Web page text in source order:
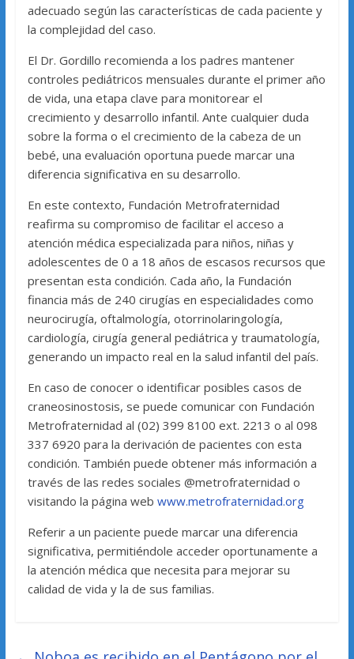
adecuado según las características de cada paciente y
la complejidad del caso.
El Dr. Gordillo recomienda a los padres mantener
controles pediátricos mensuales durante el primer año
de vida, una etapa clave para monitorear el
crecimiento y desarrollo infantil. Ante cualquier duda
sobre la forma o el crecimiento de la cabeza de un
bebé, una evaluación oportuna puede marcar una
diferencia significativa en su desarrollo.
En este contexto, Fundación Metrofraternidad
reafirma su compromiso de facilitar el acceso a
atención médica especializada para niños, niñas y
adolescentes de 0 a 18 años de escasos recursos que
presentan esta condición. Cada año, la Fundación
financia más de 240 cirugías en especialidades como
neurocirugía, oftalmología, otorrinolaringología,
cardiología, cirugía general pediátrica y traumatología,
generando un impacto real en la salud infantil del país.
En caso de conocer o identificar posibles casos de
craneosinostosis, se puede comunicar con Fundación
Metrofraternidad al (02) 399 8100 ext. 2213 o al 098
337 6920 para la derivación de pacientes con esta
condición. También puede obtener más información a
través de las redes sociales @metrofraternidad o
visitando la página web www.metrofraternidad.org
Referir a un paciente puede marcar una diferencia
significativa, permitiéndole acceder oportunamente a
la atención médica que necesita para mejorar su
calidad de vida y la de sus familias.